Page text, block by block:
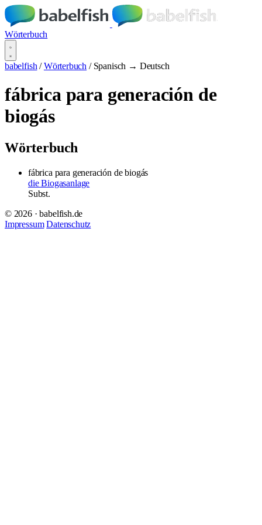
Wörterbuch
babelfish / Wörterbuch / Spanisch → Deutsch
fábrica para generación de
biogás
Wörterbuch
fábrica para generación de biogás
die Biogasanlage
Subst.
© 2026 · babelfish.de
Impressum Datenschutz